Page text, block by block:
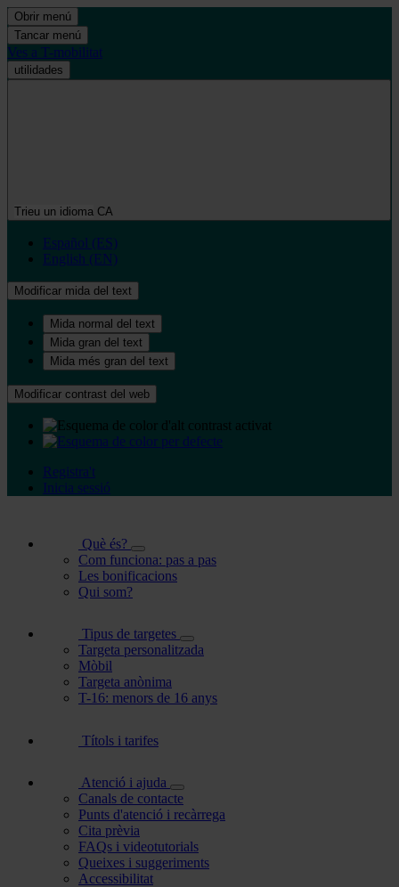
Obrir menú
Tancar menú
Ves a T-mobilitat
utilidades
Trieu un idioma CA
Español (ES)
English (EN)
Modificar mida del text
Mida normal del text
Mida gran del text
Mida més gran del text
Modificar contrast del web
Registra't
Inicia sessió
Què és?
Com funciona: pas a pas
Les bonificacions
Qui som?
Tipus de targetes
Targeta personalitzada
Mòbil
Targeta anònima
T-16: menors de 16 anys
Títols i tarifes
Atenció i ajuda
Canals de contacte
Punts d'atenció i recàrrega
Cita prèvia
FAQs i videotutorials
Queixes i suggeriments
Accessibilitat